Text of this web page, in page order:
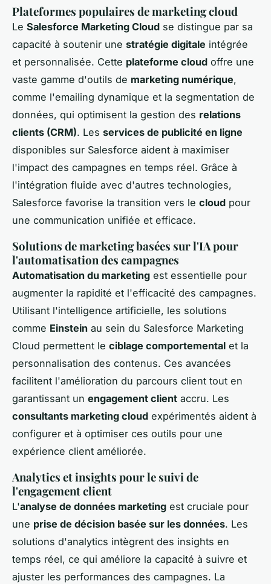
Plateformes populaires de marketing cloud
Le Salesforce Marketing Cloud se distingue par sa
capacité à soutenir une stratégie digitale intégrée
et personnalisée. Cette plateforme cloud offre une
vaste gamme d'outils de marketing numérique,
comme l'emailing dynamique et la segmentation de
données, qui optimisent la gestion des relations
clients (CRM). Les services de publicité en ligne
disponibles sur Salesforce aident à maximiser
l'impact des campagnes en temps réel. Grâce à
l'intégration fluide avec d'autres technologies,
Salesforce favorise la transition vers le cloud pour
une communication unifiée et efficace.
Solutions de marketing basées sur l'IA pour
l'automatisation des campagnes
Automatisation du marketing est essentielle pour
augmenter la rapidité et l'efficacité des campagnes.
Utilisant l'intelligence artificielle, les solutions
comme Einstein au sein du Salesforce Marketing
Cloud permettent le ciblage comportemental et la
personnalisation des contenus. Ces avancées
facilitent l'amélioration du parcours client tout en
garantissant un engagement client accru. Les
consultants marketing cloud expérimentés aident à
configurer et à optimiser ces outils pour une
expérience client améliorée.
Analytics et insights pour le suivi de
l'engagement client
L'analyse de données marketing est cruciale pour
une prise de décision basée sur les données. Les
solutions d'analytics intègrent des insights en
temps réel, ce qui améliore la capacité à suivre et
ajuster les performances des campagnes. La